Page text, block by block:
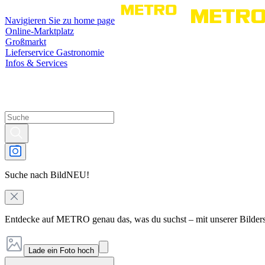
Navigieren Sie zu home page
Online-Marktplatz
Großmarkt
Lieferservice Gastronomie
Infos & Services
Suche nach BildNEU!
Entdecke auf METRO genau das, was du suchst – mit unserer
Lade ein Foto hoch